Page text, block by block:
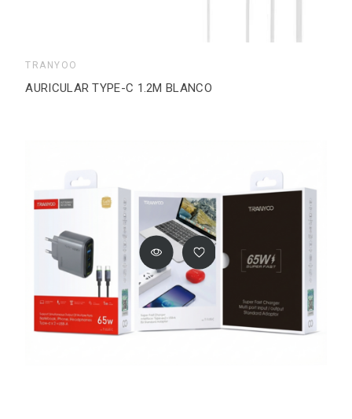
TRANYOO
AURICULAR TYPE-C 1.2M BLANCO